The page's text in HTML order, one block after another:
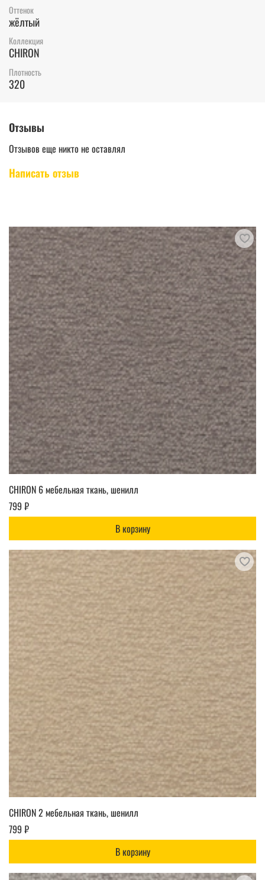
Оттенок
жёлтый
Коллекция
CHIRON
Плотность
320
Отзывы
Отзывов еще никто не оставлял
Написать отзыв
CHIRON 6 мебельная ткань, шенилл
799 ₽
В корзину
CHIRON 2 мебельная ткань, шенилл
799 ₽
В корзину